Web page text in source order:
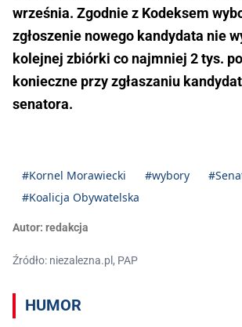
września. Zgodnie z Kodeksem
zgłoszenie nowego kandydata nie
kolejnej zbiórki co najmniej 2 tys.
konieczne przy zgłaszaniu
senatora.
#Kornel Morawiecki #wybory
#Koalicja Obywatelska
Autor: redakcja
Źródło: niezalezna.pl, PAP
HUMOR